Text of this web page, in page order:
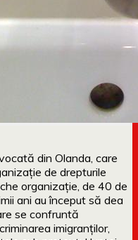
din Olanda, care
de drepturile
organizație, de 40 de
ani au început să dea
se confruntă
imigranților,